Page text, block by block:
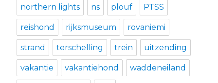
northern lights ns plouf PTSS
reishond rijksmuseum rovaniemi
strand terschelling trein uitzending
vakantie vakantiehond waddeneiland